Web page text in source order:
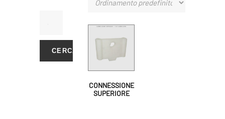
CERCA
CONNESSIONE
SUPERIORE